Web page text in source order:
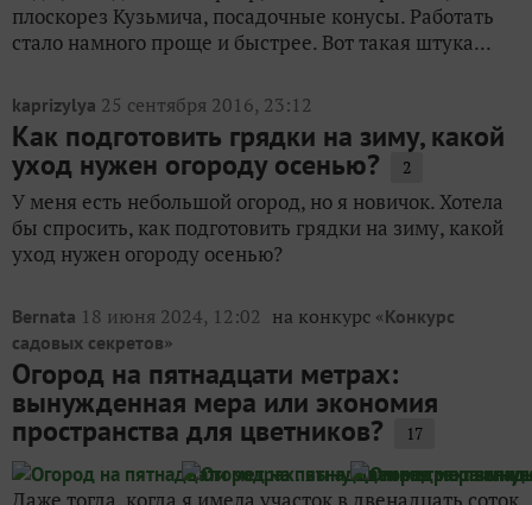
Bernata 18 июня 2024, 12:02 на конкурс «Конкурс
садовых секретов»
вынужденная мера или экономия
пространства для цветников? 17
Даже тогда, когда я имела участок в двенадцать соток
земли, мой огород занимал не более полусотки
вместе с дорожками и ограждениями. И именно тогда
шесть...
Amanae 23 июня 2019, 20:29 в личный журнал
Третья неделя июня: первая вишня и
малина